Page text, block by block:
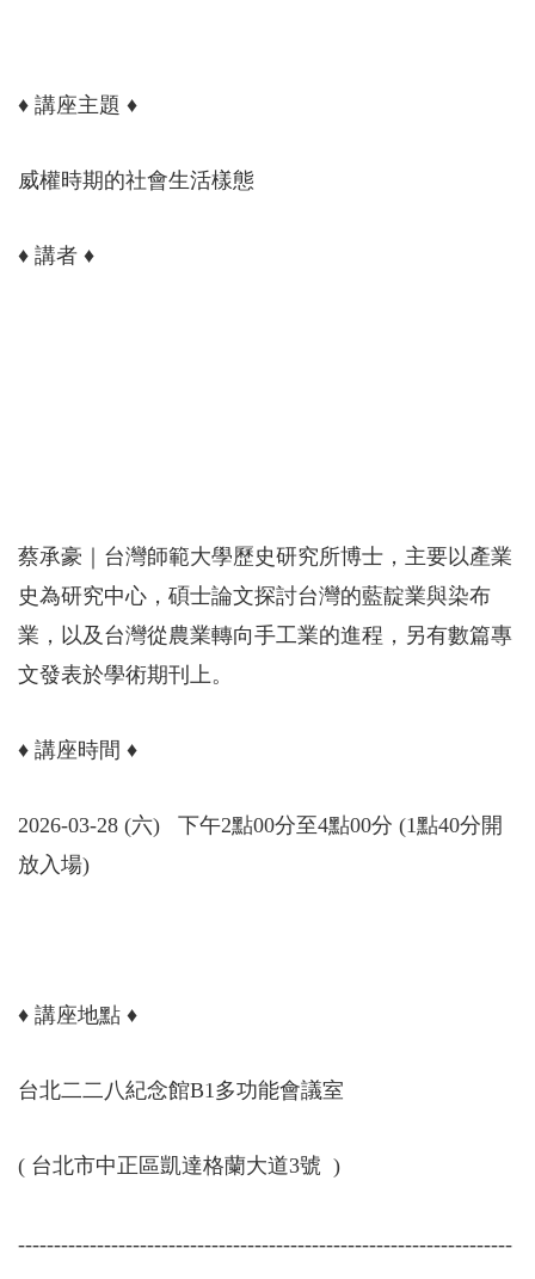
♦ 講座主題 ♦
威權時期的社會生活樣態
♦ 講者 ♦
蔡承豪｜台灣師範大學歷史研究所博士，主要以產業
史為研究中心，碩士論文探討台灣的藍靛業與染布
業，以及台灣從農業轉向手工業的進程，另有數篇專
文發表於學術期刊上。
♦ 講座時間 ♦
2026-03-28 (六) 下午2點00分至4點00分 (1點40分開
放入場)
♦ 講座地點 ♦
台北二二八紀念館B1多功能會議室
( 台北市中正區凱達格蘭大道3號 )
---------------------------------------------------------------------